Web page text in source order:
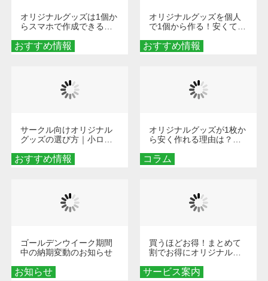
おすすめ情報
オリジナルグッズは1個か
らスマホで作成できる！
くなる巾着＆ポーチ活用
術
おすすめ情報
オリジナルグッズを個人
で1個から作る！安くて簡
秘訣
おすすめ情報
サークル向けオリジナル
グッズの選び方｜小ロッ
める秘訣
コラム
オリジナルグッズが1枚か
ら安く作れる理由は？オ
とメリットを解説
お知らせ
ゴールデンウイーク期間
中の納期変動のお知らせ
サービス案内
買うほどお得！まとめて
割でお得にオリジナルグ